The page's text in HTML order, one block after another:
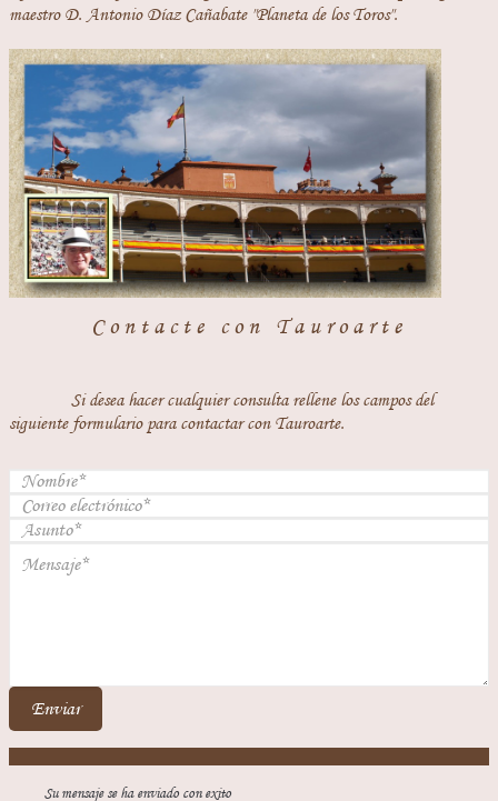
maestro D. Antonio Díaz Cañabate "Planeta de los Toros".
Contacte con Tauroarte
Si desea hacer cualquier consulta rellene los campos del
siguiente formulario para contactar con Tauroarte.
Enviar
Su mensaje se ha enviado con exito